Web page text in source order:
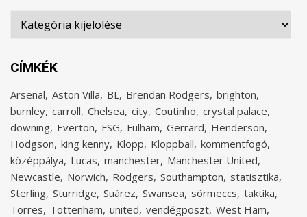
Rovatok
CÍMKÉK
Arsenal Aston Villa BL Brendan Rodgers brighton
burnley carroll Chelsea city Coutinho crystal palace
downing Everton FSG Fulham Gerrard Henderson
Hodgson king kenny Klopp Kloppball kommentfogó
középpálya Lucas manchester Manchester United
Newcastle Norwich Rodgers Southampton statisztika
Sterling Sturridge Suárez Swansea sörmeccs taktika
Torres Tottenham united vendégposzt West Ham